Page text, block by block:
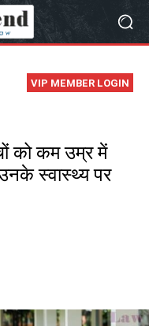
VIP MEMBER LOGIN
को कम उम्र में
स्वास्थ्य पर